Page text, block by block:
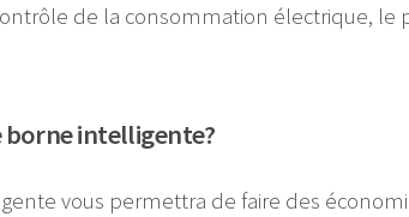
de la consommation électrique, le
borne intelligente?
vous permettra de faire des